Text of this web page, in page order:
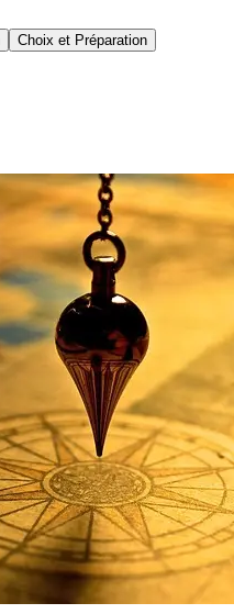
Choix et Préparation